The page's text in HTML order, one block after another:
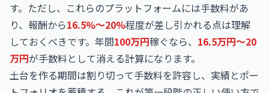
す。ただし、これらのプラットフォームには手数料があ
り、報酬から16.5%〜20%程度が差し引かれる点は理解
しておくべきです。年間100万円稼ぐなら、 16.5万円〜20
万円が手数料として消える計算になります。
土台を作る期間は割り切って手数料を許容し、実績とポー